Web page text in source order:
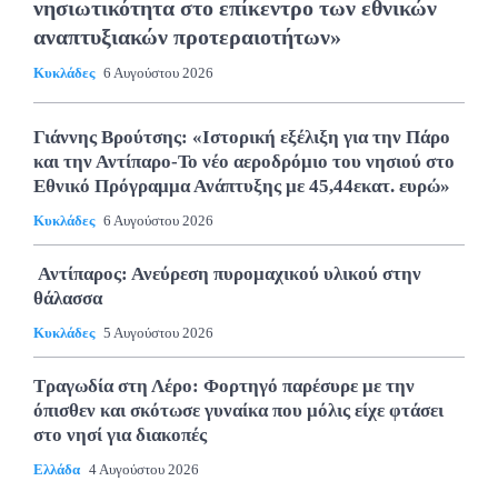
νησιωτικότητα στο επίκεντρο των εθνικών
αναπτυξιακών προτεραιοτήτων»
Κυκλάδες 6 Αυγούστου 2026
Γιάννης Βρούτσης: «Ιστορική εξέλιξη για την Πάρο
και την Αντίπαρο-Το νέο αεροδρόμιο του νησιού στο
Εθνικό Πρόγραμμα Ανάπτυξης με 45,44εκατ. ευρώ»
Κυκλάδες 6 Αυγούστου 2026
Αντίπαρος: Ανεύρεση πυρομαχικού υλικού στην
θάλασσα
Κυκλάδες 5 Αυγούστου 2026
Τραγωδία στη Λέρο: Φορτηγό παρέσυρε με την
όπισθεν και σκότωσε γυναίκα που μόλις είχε φτάσει
στο νησί για διακοπές
Ελλάδα 4 Αυγούστου 2026